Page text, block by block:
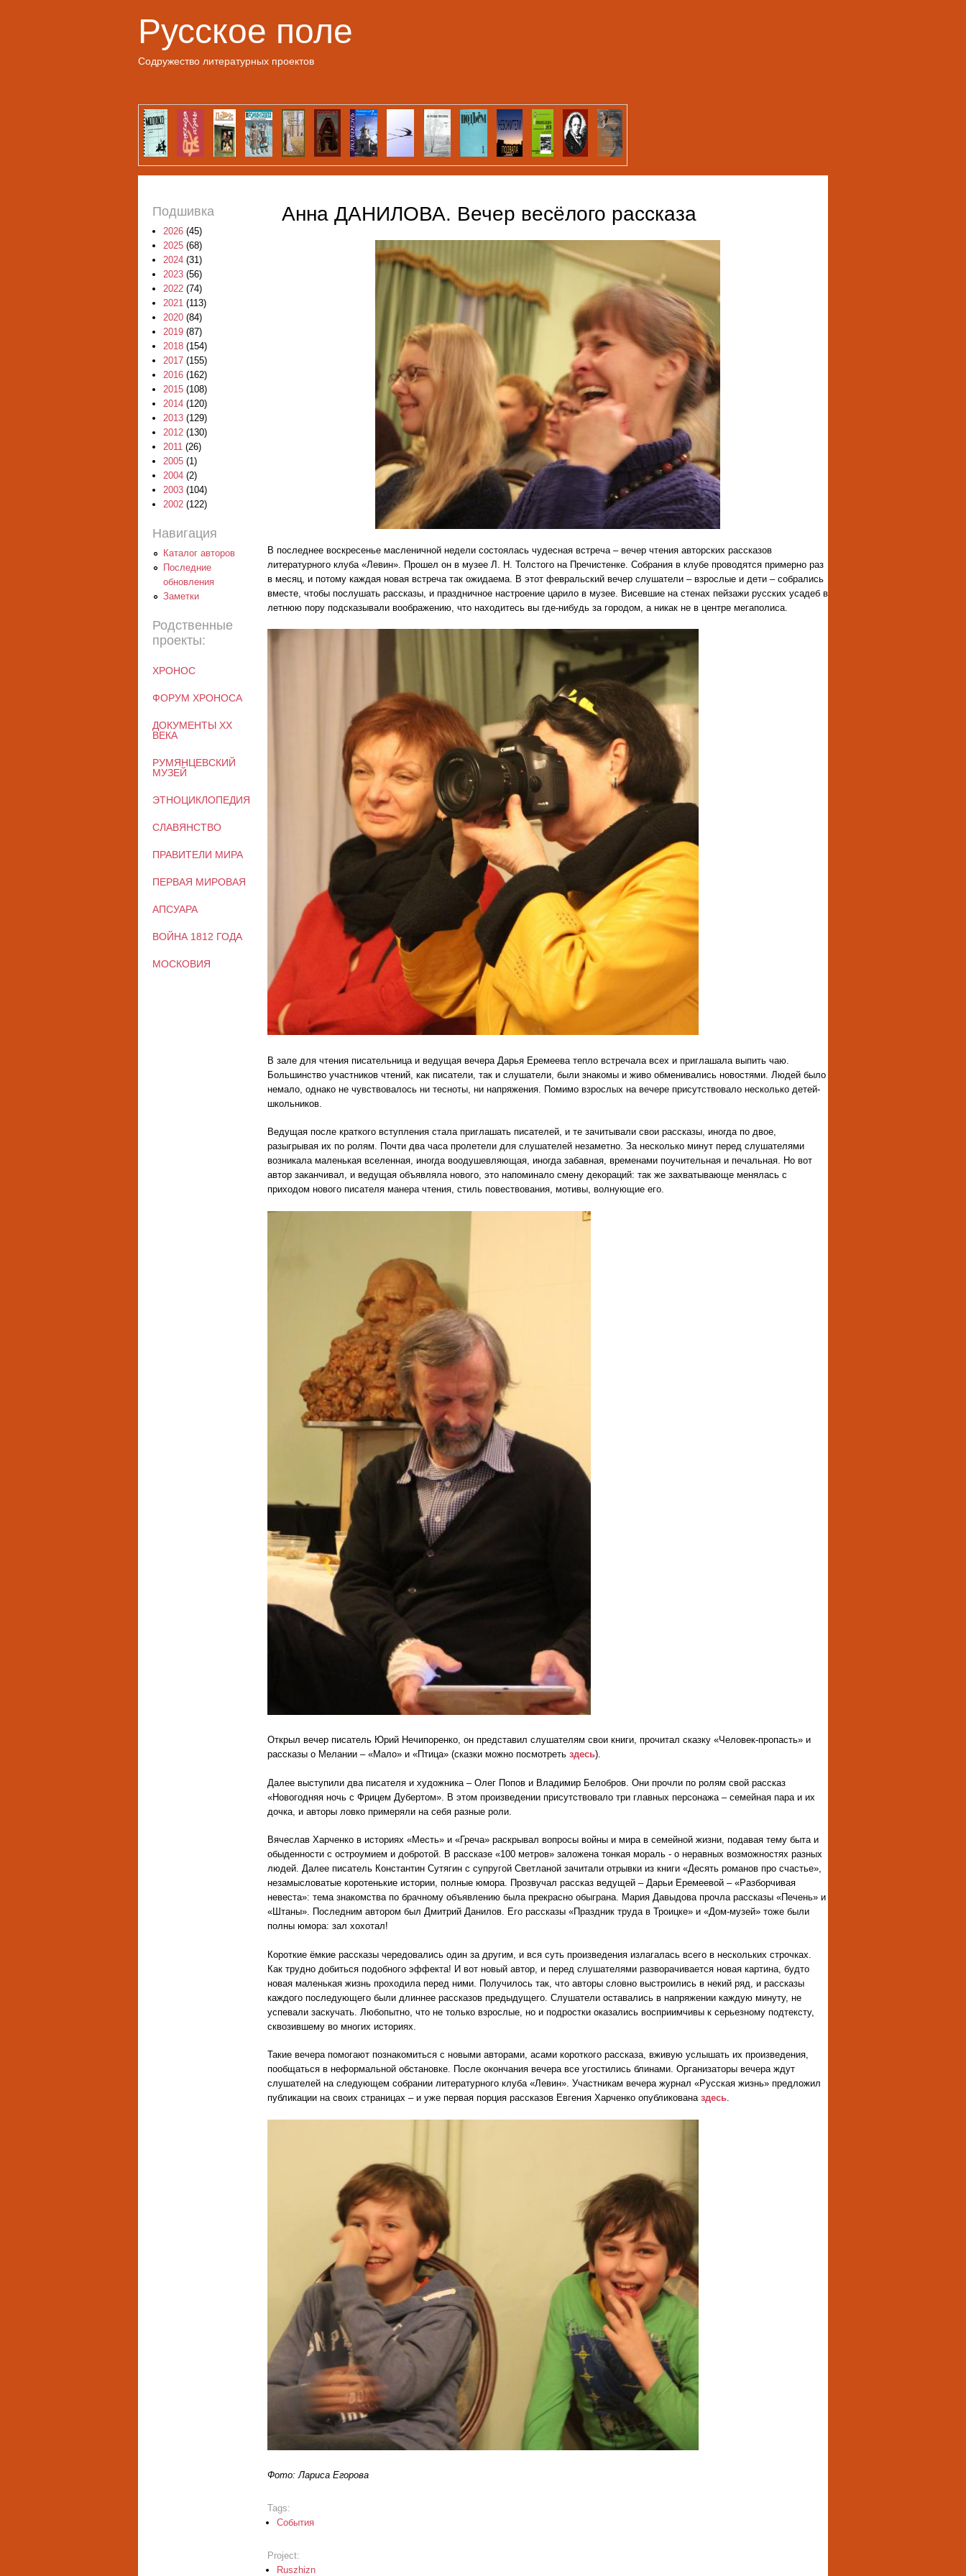
Русское поле
Содружество литературных проектов
Анна ДАНИЛОВА. Вечер весёлого рассказа
В последнее воскресенье масленичной недели состоялась чудесная встреча – вечер чтения авторских рассказов
литературного клуба «Левин». Прошел он в музее Л. Н. Толстого на Пречистенке. Собрания в клубе проводятся примерно раз
в месяц, и потому каждая новая встреча так ожидаема. В этот февральский вечер слушатели – взрослые и дети – собрались
вместе, чтобы послушать рассказы, и праздничное настроение царило в музее. Висевшие на стенах пейзажи русских усадеб в
летнюю пору подсказывали воображению, что находитесь вы где-нибудь за городом, а никак не в центре мегаполиса.
В зале для чтения писательница и ведущая вечера Дарья Еремеева тепло встречала всех и приглашала выпить чаю.
Большинство участников чтений, как писатели, так и слушатели, были знакомы и живо обменивались новостями. Людей было
немало, однако не чувствовалось ни тесноты, ни напряжения. Помимо взрослых на вечере присутствовало несколько детей-
школьников.
Ведущая после краткого вступления стала приглашать писателей, и те зачитывали свои рассказы, иногда по двое,
разыгрывая их по ролям. Почти два часа пролетели для слушателей незаметно. За несколько минут перед слушателями
возникала маленькая вселенная, иногда воодушевляющая, иногда забавная, временами поучительная и печальная. Но вот
автор заканчивал, и ведущая объявляла нового, это напоминало смену декораций: так же захватывающе менялась с
приходом нового писателя манера чтения, стиль повествования, мотивы, волнующие его.
Открыл вечер писатель Юрий Нечипоренко, он представил слушателям свои книги, прочитал сказку «Человек-пропасть» и
рассказы о Мелании – «Мало» и «Птица» (сказки можно посмотреть здесь).
Далее выступили два писателя и художника – Олег Попов и Владимир Белобров. Они прочли по ролям свой рассказ
«Новогодняя ночь с Фрицем Дубертом». В этом произведении присутствовало три главных персонажа – семейная пара и их
дочка, и авторы ловко примеряли на себя разные роли.
Вячеслав Харченко в историях «Месть» и «Греча» раскрывал вопросы войны и мира в семейной жизни, подавая тему быта и
обыденности с остроумием и добротой. В рассказе «100 метров» заложена тонкая мораль - о неравных возможностях разных
людей. Далее писатель Константин Сутягин с супругой Светланой зачитали отрывки из книги «Десять романов про счастье»,
незамысловатые коротенькие истории, полные юмора. Прозвучал рассказ ведущей – Дарьи Еремеевой – «Разборчивая
невеста»: тема знакомства по брачному объявлению была прекрасно обыграна. Мария Давыдова прочла рассказы «Печень» и
«Штаны». Последним автором был Дмитрий Данилов. Его рассказы «Праздник труда в Троицке» и «Дом-музей» тоже были
полны юмора: зал хохотал!
Короткие ёмкие рассказы чередовались один за другим, и вся суть произведения излагалась всего в нескольких строчках.
Как трудно добиться подобного эффекта! И вот новый автор, и перед слушателями разворачивается новая картина, будто
новая маленькая жизнь проходила перед ними. Получилось так, что авторы словно выстроились в некий ряд, и рассказы
каждого последующего были длиннее рассказов предыдущего. Слушатели оставались в напряжении каждую минуту, не
успевали заскучать. Любопытно, что не только взрослые, но и подростки оказались восприимчивы к серьезному подтексту,
сквозившему во многих историях.
Такие вечера помогают познакомиться с новыми авторами, асами короткого рассказа, вживую услышать их произведения,
пообщаться в неформальной обстановке. После окончания вечера все угостились блинами. Организаторы вечера ждут
слушателей на следующем собрании литературного клуба «Левин». Участникам вечера журнал «Русская жизнь» предложил
публикации на своих страницах – и уже первая порция рассказов Евгения Харченко опубликована здесь.
Фото: Лариса Егорова
Tags:
События
Project:
Ruszhizn
Подшивка
2026 (45)
2025 (68)
2024 (31)
2023 (56)
2022 (74)
2021 (113)
2020 (84)
2019 (87)
2018 (154)
2017 (155)
2016 (162)
2015 (108)
2014 (120)
2013 (129)
2012 (130)
2011 (26)
2005 (1)
2004 (2)
2003 (104)
2002 (122)
Навигация
Каталог авторов
Последние
обновления
Заметки
Родственные
проекты:
ХРОНОС
ФОРУМ ХРОНОСА
ДОКУМЕНТЫ XX
ВЕКА
РУМЯНЦЕВСКИЙ
МУЗЕЙ
ЭТНОЦИКЛОПЕДИЯ
СЛАВЯНСТВО
ПРАВИТЕЛИ МИРА
ПЕРВАЯ МИРОВАЯ
АПСУАРА
ВОЙНА 1812 ГОДА
МОСКОВИЯ